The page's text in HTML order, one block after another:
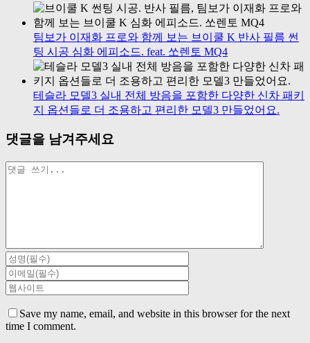
팀보가 이재화 프로와 함께 보는 브이쿨 K 반사 필름 썬
팅 시공 심화 에피소드. feat. 쏘렌토 MQ4
테슬라 모델3 실내 전체 방음을 포함한 다양한 신차 패키
지 옵션들로 더 조용하고 편리한 모델3 만들었어요.
댓글을 남겨주세요
Comment
Save my name, email, and website in this browser for the next
time I comment.